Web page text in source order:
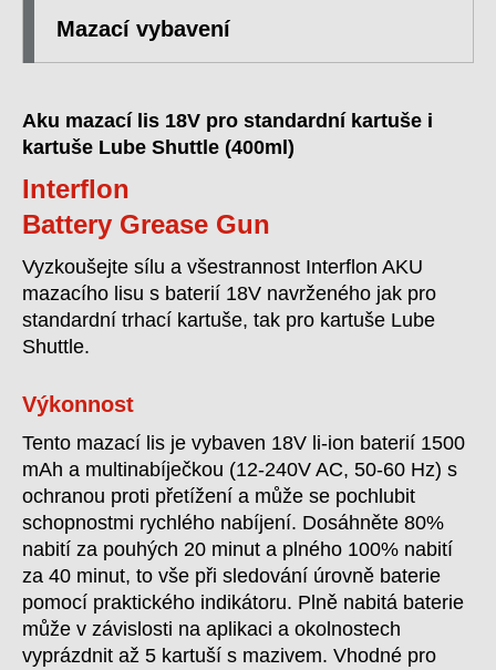
Mazací vybavení
Aku mazací lis 18V pro standardní kartuše i
kartuše Lube Shuttle (400ml)
Interflon
Battery Grease Gun
Vyzkoušejte sílu a všestrannost Interflon AKU
mazacího lisu s baterií 18V navrženého jak pro
standardní trhací kartuše, tak pro kartuše Lube
Shuttle.
Výkonnost
Tento mazací lis je vybaven 18V li-ion baterií 1500
mAh a multinabíječkou (12-240V AC, 50-60 Hz) s
ochranou proti přetížení a může se pochlubit
schopnostmi rychlého nabíjení. Dosáhněte 80%
nabití za pouhých 20 minut a plného 100% nabití
za 40 minut, to vše při sledování úrovně baterie
pomocí praktického indikátoru. Plně nabitá baterie
může v závislosti na aplikaci a okolnostech
vyprázdnit až 5 kartuší s mazivem. Vhodné pro